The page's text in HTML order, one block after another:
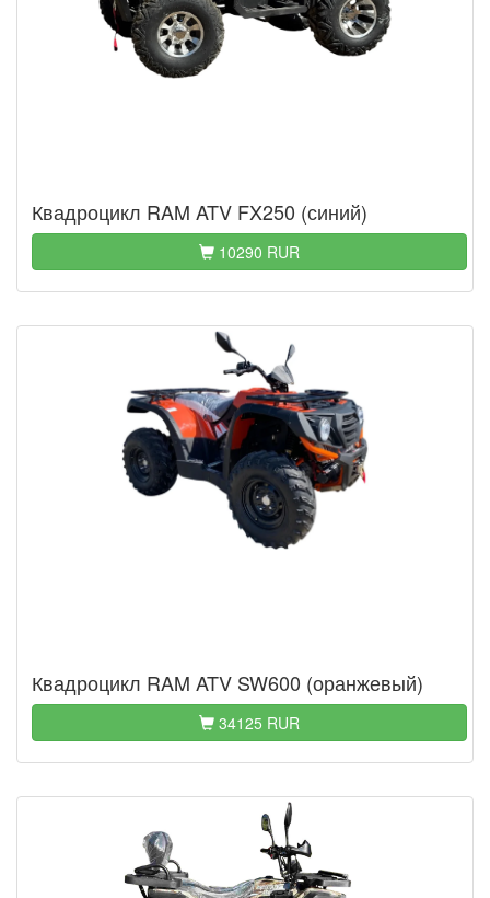
Квадроцикл RAM ATV FX250 (синий)
10290 RUR
Квадроцикл RAM ATV SW600 (оранжевый)
34125 RUR